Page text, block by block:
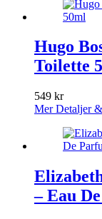
Hugo
Toilette
549 kr
Mer Detaljer
– Eau